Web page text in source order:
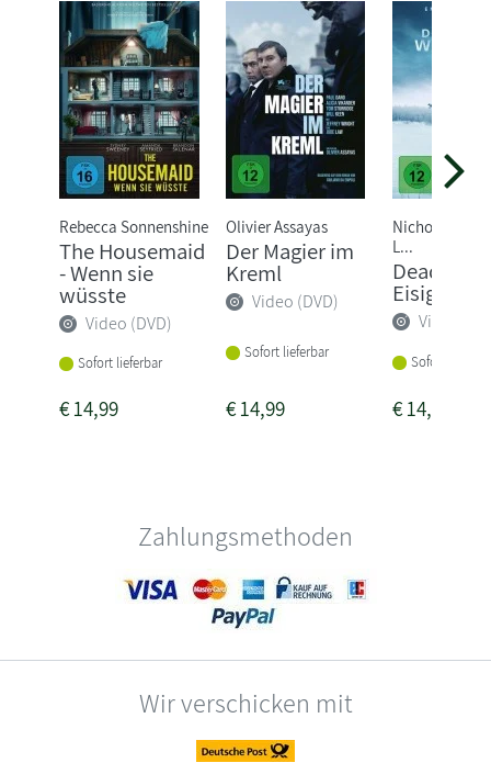
Rebecca Sonnenshine
The Housemaid
- Wenn sie
wüsste
Video (DVD)
Sofort lieferbar
€14,99
Olivier Assayas
Der Magier im
Kreml
Video (DVD)
Sofort lieferbar
€14,99
Nicholas
L...
Dead of
Eisige
Video
Sofort
€14,99
Zahlungsmethoden
Wir verschicken mit